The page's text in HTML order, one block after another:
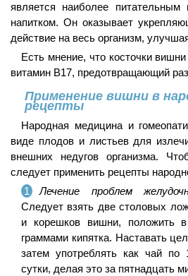
является наиболее
напитком. Он оказывает
действие на весь организм,
Есть мнение, что косточки
витамин B17, предотвращающий
Применение вишни в
рецепты
Народная медицина и
виде плодов и листьев для
внешних недугов организма.
следует применить рецепты
Лечение проблем
Следует взять две столовых
и корешков вишни, положить
граммами кипятка. Наставать
затем употреблять как чай
сутки, делая это за пятнадцать